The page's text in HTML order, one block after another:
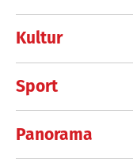
Kultur
Sport
Panorama